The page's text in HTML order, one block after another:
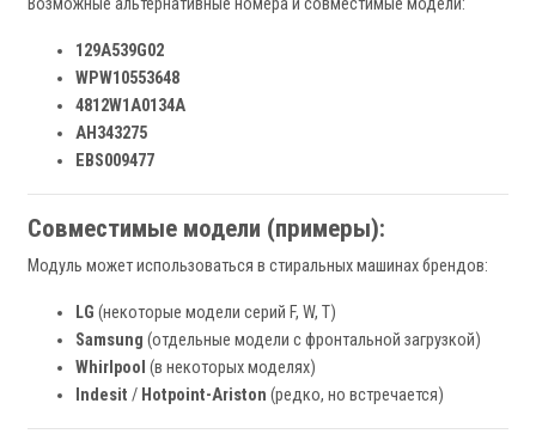
Возможные альтернативные номера и совместимые модели:
129A539G02
WPW10553648
4812W1A0134A
AH343275
EBS009477
Совместимые модели (примеры):
Модуль может использоваться в стиральных машинах брендов:
LG (некоторые модели серий F, W, T)
Samsung (отдельные модели с фронтальной загрузкой)
Whirlpool (в некоторых моделях)
Indesit / Hotpoint-Ariston (редко, но встречается)